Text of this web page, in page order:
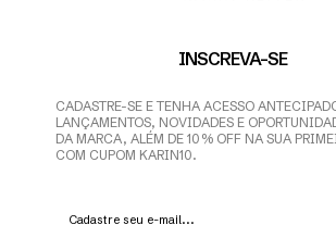
INSCREVA-SE
CADASTRE-SE E TENHA ACESSO
LANÇAMENTOS, NOVIDADES E
DA MARCA, ALÉM DE 10% OFF NA SUA
COM CUPOM KARIN10.